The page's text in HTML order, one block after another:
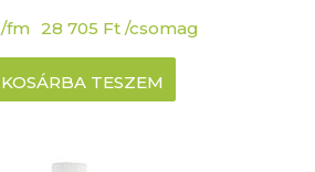
/fm 28 705 Ft /csomag
KOSÁRBA TESZEM